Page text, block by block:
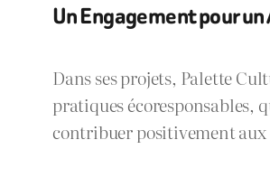
Un Engagement pour
Dans ses projets, Palette
pratiques écoresponsables,
contribuer positivement